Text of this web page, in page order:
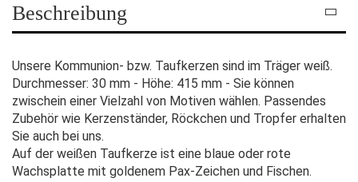
Beschreibung
Unsere Kommunion- bzw. Taufkerzen sind im Träger weiß.
Durchmesser: 30 mm - Höhe: 415 mm - Sie können
zwischein einer Vielzahl von Motiven wählen. Passendes
Zubehör wie Kerzenständer, Röckchen und Tropfer erhalten
Sie auch bei uns.
Auf der weißen Taufkerze ist eine blaue oder rote
Wachsplatte mit goldenem Pax-Zeichen und Fischen.